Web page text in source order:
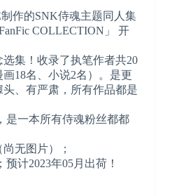
作的SNK侍魂主题同人集
COLLECTION」 开
集！收录了执笔作者共20
18名、小说2名）。是更
、有严肃，所有作品都是
是一本所有侍魂粉丝都都
无图片）；
计2023年05月出荷！